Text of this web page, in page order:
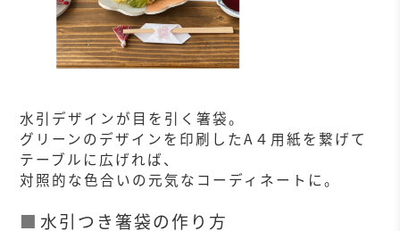
水引デザインが目を引く箸袋。
グリーンのデザインを印刷したA４用紙を繋げて
テーブルに広げれば、
対照的な色合いの元気なコーディネートに。
水引つき箸袋の作り方